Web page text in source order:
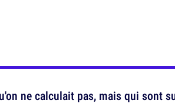
ne calculait pas, mais qui sont